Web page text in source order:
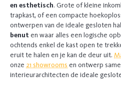
en esthetisch. Grote of kleine
trapkast, of een compacte
ontwerpen van de ideale gesloten
benut en waar alles een logische
ochtends enkel de kast open te
eruit te halen en je kan de deur uit.
onze 21 showrooms en ontwerp
interieurarchitecten de ideale